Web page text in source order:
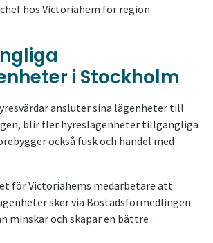
hos Victoriahem för region
i Stockholm
ansluter sina lägenheter till
blir fler hyreslägenheter tillgängliga
också fusk och handel med
för Victoriahems medarbetare att
sker via Bostadsförmedlingen.
minskar och skapar en bättre